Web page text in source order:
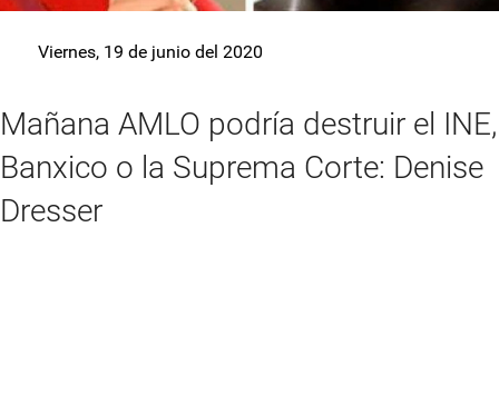
Viernes, 19 de junio del 2020
Mañana AMLO podría destruir el INE,
Banxico o la Suprema Corte: Denise
Dresser